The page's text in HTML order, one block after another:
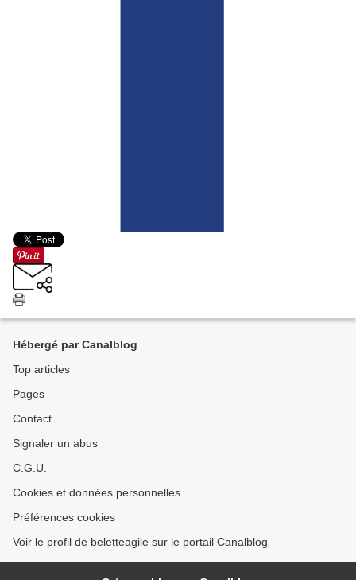
Hébergé par Canalblog
Top articles
Pages
Contact
Signaler un abus
C.G.U.
Cookies et données personnelles
Préférences cookies
Voir le profil de beletteagile sur le portail Canalblog